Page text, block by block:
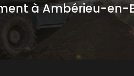
à Ambérieu-en-